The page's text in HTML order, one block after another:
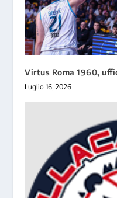
Virtus Roma 1960,
Luglio 16, 2026